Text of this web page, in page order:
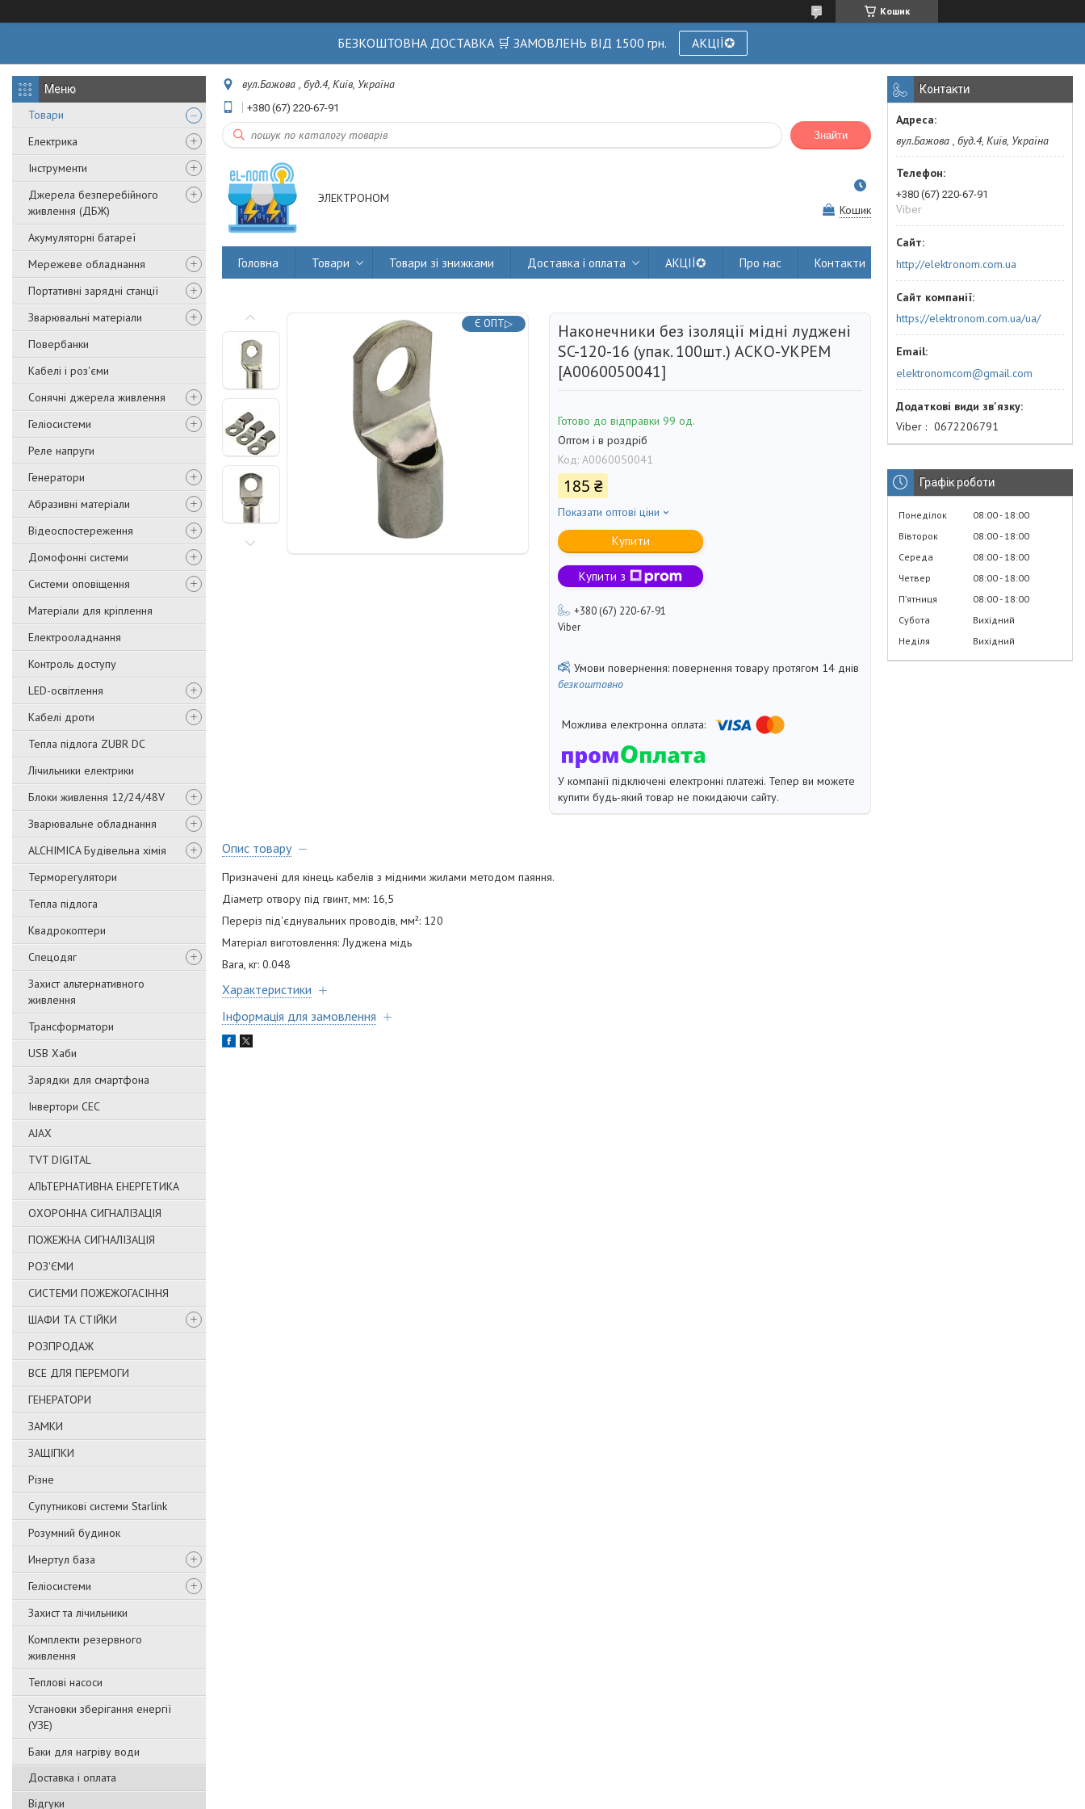
Кошик
БЕЗКОШТОВНА ДОСТАВКА 🛒 ЗАМОВЛЕНЬ ВІД 1500 грн. АКЦІЇ✪
Товари
Електрика
Інструменти
Джерела безперебійного
живлення (ДБЖ)
Акумуляторні батареї
Мережеве обладнання
Портативні зарядні станції
Зварювальні матеріали
Повербанки
Кабелі і роз'єми
Сонячні джерела живлення
Геліосистеми
Реле напруги
Генератори
Абразивні матеріали
Відеоспостереження
Домофонні системи
Системи оповіщення
Матеріали для кріплення
Електрооладнання
Контроль доступу
LED-освітлення
Кабелі дроти
Тепла підлога ZUBR DC
Лічильники електрики
Блоки живлення 12/24/48V
Зварювальне обладнання
ALCHIMICA Будівельна хімія
Терморегулятори
Тепла підлога
Квадрокоптери
Спецодяг
Захист альтернативного
живлення
Трансформатори
USB Хаби
Зарядки для смартфона
Інвертори СЕС
AJAX
TVT DIGITAL
АЛЬТЕРНАТИВНА ЕНЕРГЕТИКА
ОХОРОННА СИГНАЛІЗАЦІЯ
ПОЖЕЖНА СИГНАЛІЗАЦІЯ
РОЗ'ЄМИ
СИСТЕМИ ПОЖЕЖОГАСІННЯ
ШАФИ ТА СТІЙКИ
РОЗПРОДАЖ
ВСЕ ДЛЯ ПЕРЕМОГИ
ГЕНЕРАТОРИ
ЗАМКИ
ЗАЩІПКИ
Різне
Супутникові системи Starlink
Розумний будинок
Инертул база
Геліосистеми
Захист та лічильники
Комплекти резервного
живлення
Теплові насоси
Установки зберігання енергії
(УЗЕ)
Баки для нагріву води
Доставка і оплата
Відгуки
вул.Бажова , буд.4, Київ, Україна
+380 (67) 220-67-91
Знайти
ЭЛЕКТРОНОМ
Кошик
Головна Товари Товари зі знижками Доставка і оплата АКЦІЇ✪ Про нас Контакти
Є ОПТ▷
Наконечники без ізоляції мідні луджені
SC-120-16 (упак. 100шт.) АСКО-УКРЕМ
[A0060050041]
Готово до відправки 99 од.
Оптом і в роздріб
Код: A0060050041
185 ₴
Показати оптові ціни
Купити
Купити з
+380 (67) 220-67-91
Viber
повернення товару протягом 14 днів
безкоштовно
У компанії підключені електронні платежі. Тепер ви можете
купити будь-який товар не покидаючи сайту.
Опис товару
Призначені для кінець кабелів з мідними жилами методом паяння.
Діаметр отвору під гвинт, мм: 16,5
Переріз під'єднувальних проводів, мм²: 120
Матеріал виготовлення: Луджена мідь
Вага, кг: 0.048
Характеристики
Інформація для замовлення
Контакти
вул.Бажова , буд.4, Київ, Україна
+380 (67) 220-67-91
Viber
http://elektronom.com.ua
https://elektronom.com.ua/ua/
elektronomcom@gmail.com
Viber 0672206791
Графік роботи
Понеділок 08:00 18:00
Вівторок
08:00 18:00
Середа
08:00 18:00
Четвер
08:00 18:00
Пʼятниця
08:00 18:00
Субота
Вихідний
Неділя
Вихідний